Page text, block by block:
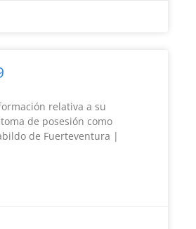
relativa a su
de posesión como
de Fuerteventura |